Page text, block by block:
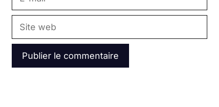
Site
web